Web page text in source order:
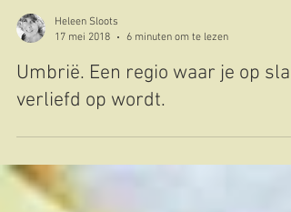
17 mei 2018
6 minuten om te lezen
Umbrië. Een regio waar je op slag
verliefd op wordt.